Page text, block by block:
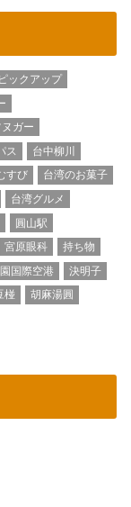
ックアップ
ガー
ス
台中柳川
すび
台湾のお菓子
台湾グルメ
圓山駅
宮原眼科
持ち物
国際空港
決明子
椪
胡麻湯圓